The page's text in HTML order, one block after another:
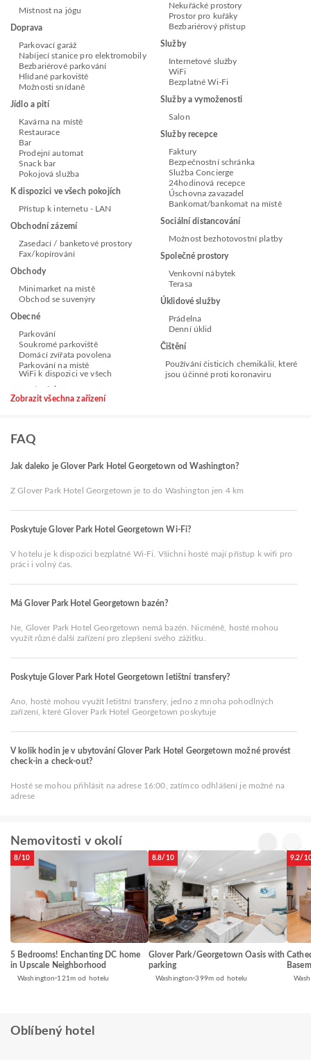
Místnost na jógu
Doprava
Parkovací garáž
Nabíjecí stanice pro elektromobily
Bezbariérové parkování
Hlídané parkoviště
Možnosti snídaně
Jídlo a pití
Kavárna na místě
Restaurace
Bar
Prodejní automat
Snack bar
Pokojová služba
K dispozici ve všech pokojích
Přístup k internetu - LAN
Obchodní zázemí
Zasedací / banketové prostory
Fax/kopírování
Obchody
Minimarket na místě
Obchod se suvenýry
Obecné
Parkování
Soukromé parkoviště
Domácí zvířata povolena
Parkování na místě
WiFi k dispozici ve všech
Nekuřácké prostory
Prostor pro kuřáky
Bezbariérový přístup
Služby
Internetové služby
WiFi
Bezplatné Wi-Fi
Služby a vymoženosti
Salon
Služby recepce
Faktury
Bezpečnostní schránka
Služba Concierge
24hodinová recepce
Úschovna zavazadel
Bankomat/bankomat na místě
Sociální distancování
Možnost bezhotovostní platby
Společné prostory
Venkovní nábytek
Terasa
Úklidové služby
Prádelna
Denní úklid
Čištění
Používání čisticích chemikálií, které
jsou účinné proti koronaviru
Zobrazit všechna zařízení
FAQ
Jak daleko je Glover Park Hotel Georgetown od Washington?
Z Glover Park Hotel Georgetown je to do Washington jen 4 km
Poskytuje Glover Park Hotel Georgetown Wi-Fi?
V hotelu je k dispozici bezplatné Wi-Fi. Všichni hosté mají přístup k wifi pro
práci i volný čas.
Má Glover Park Hotel Georgetown bazén?
Ne, Glover Park Hotel Georgetown nemá bazén. Nicméně, hosté mohou
využít různé další zařízení pro zlepšení svého zážitku.
Poskytuje Glover Park Hotel Georgetown letištní transfery?
Ano, hosté mohou využít letištní transfery, jedno z mnoha pohodlných
zařízení, které Glover Park Hotel Georgetown poskytuje
V kolik hodin je v ubytování Glover Park Hotel Georgetown možné provést
check-in a check-out?
Hosté se mohou přihlásit na adrese 16:00, zatímco odhlášení je možné na
adrese
Nemovitosti v okolí
8/10
5 Bedrooms! Enchanting DC home
in Upscale Neighborhood
Washington 121m od hotelu
8.8/10
Glover Park/Georgetown Oasis with
parking
Washington 399m od hotelu
9.2/
Oblíbený hotel